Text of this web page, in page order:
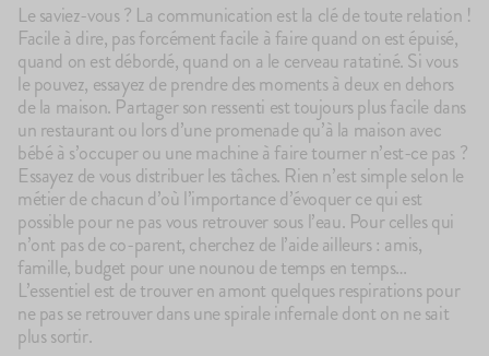
4.7 142avis 100g
Le Porridge
2,10€
+10 +5
Le Brassé
2,10€
Le saviez-vous ? La communication est la clé de toute relation !
Facile à dire, pas forcément facile à faire quand on est épuisé,
quand on est débordé, quand on a le cerveau ratatiné. Si vous
le pouvez, essayez de prendre des moments à deux en dehors
de la maison. Partager son ressenti est toujours plus facile dans
un restaurant ou lors d’une promenade qu’à la maison avec
bébé à s’occuper ou une machine à faire tourner n’est-ce pas ?
Essayez de vous distribuer les tâches. Rien n’est simple selon le
métier de chacun d’où l’importance d’évoquer ce qui est
possible pour ne pas vous retrouver sous l’eau. Pour celles qui
n’ont pas de co-parent, cherchez de l’aide ailleurs : amis,
famille, budget pour une nounou de temps en temps…
L’essentiel est de trouver en amont quelques respirations pour
ne pas se retrouver dans une spirale infernale dont on ne sait
plus sortir.